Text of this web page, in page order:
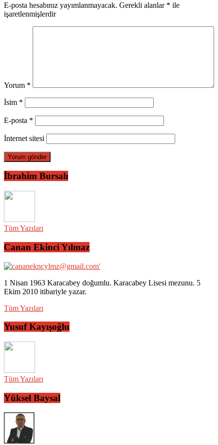
E-posta hesabınız yayımlanmayacak. Gerekli alanlar * ile
işaretlenmişlerdir
Yorum *
İsim *
E-posta *
İnternet sitesi
İbrahim Bursalı
Tüm Yazıları
Canan Ekinci Yılmaz
1 Nisan 1963 Karacabey doğumlu. Karacabey Lisesi mezunu. 5
Ekim 2010 itibariyle yazar.
Tüm Yazıları
Yusuf Kayışoğlu
Tüm Yazıları
Yüksel Baysal